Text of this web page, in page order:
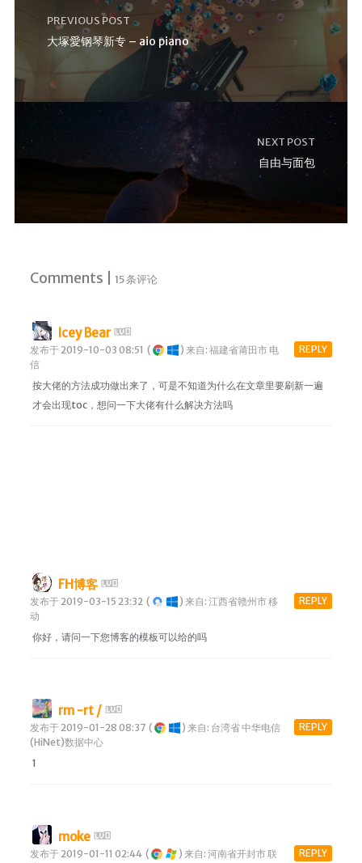
PREVIOUS POST
大塚愛钢琴新专 – aio piano
NEXT POST
自由与面包
Comments |15 条评论
Icey Bear
REPLY
发布于 2019-10-03 08:51 ( ) 来自: 福建省莆田市 电
信
按大佬的方法成功做出来了，可是不知道为什么在文章里要刷新一遍
才会出现toc，想问一下大佬有什么解决方法吗
FH博客
REPLY
发布于 2019-03-15 23:32 ( ) 来自: 江西省赣州市 移
动
你好，请问一下您博客的模板可以给的吗
rm -rt /
REPLY
发布于 2019-01-28 08:37 ( ) 来自: 台湾省 中华电信
(HiNet)数据中心
1
moke
REPLY
发布于 2019-01-11 02:44 ( ) 来自: 河南省开封市 联